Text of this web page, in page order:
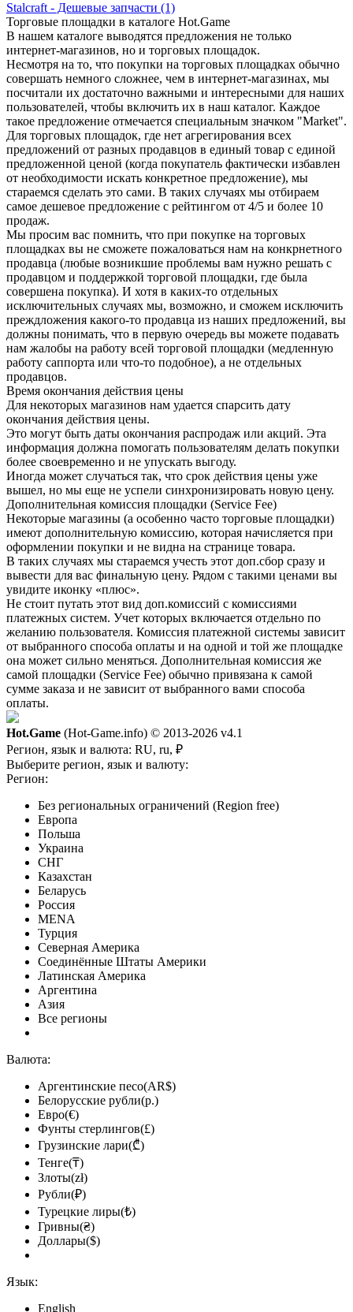
Stalcraft - Дешевые запчасти (1)
Торговые площадки в каталоге Hot.Game
В нашем каталоге выводятся предложения не только
интернет-магазинов, но и торговых площадок.
Несмотря на то, что покупки на торговых площадках обычно
совершать немного сложнее, чем в интернет-магазинах, мы
посчитали их достаточно важными и интересными для наших
пользователей, чтобы включить их в наш каталог. Каждое
такое предложение отмечается специальным значком "Market".
Для торговых площадок, где нет агрегирования всех
предложений от разных продавцов в единый товар с единой
предложенной ценой (когда покупатель фактически избавлен
от необходимости искать конкретное предложение), мы
стараемся сделать это сами. В таких случаях мы отбираем
самое дешевое предложение с рейтингом от 4/5 и более 10
продаж.
Мы просим вас помнить, что при покупке на торговых
площадках вы не сможете пожаловаться нам на конкрнетного
продавца (любые возникшие проблемы вам нужно решать с
продавцом и поддержкой торговой площадки, где была
совершена покупка). И хотя в каких-то отдельных
исключительных случаях мы, возможно, и сможем исключить
преждложения какого-то продавца из наших предложений, вы
должны понимать, что в первую очередь вы можете подавать
нам жалобы на работу всей торговой площадки (медленную
работу саппорта или что-то подобное), а не отдельных
продавцов.
Время окончания действия цены
Для некоторых магазинов нам удается спарсить дату
окончания действия цены.
Это могут быть даты окончания распродаж или акций. Эта
информация должна помогать пользователям делать покупки
более своевременно и не упускать выгоду.
Иногда может случаться так, что срок действия цены уже
вышел, но мы еще не успели синхронизировать новую цену.
Дополнительная комиссия площадки (Service Fee)
Некоторые магазины (а особенно часто торговые площадки)
имеют дополнительную комиссию, которая начисляется при
оформлении покупки и не видна на странице товара.
В таких случаях мы стараемся учесть этот доп.сбор сразу и
вывести для вас финальную цену. Рядом с такими ценами вы
увидите иконку «плюс».
Не стоит путать этот вид доп.комиссий с комиссиями
платежных систем. Учет которых включается отдельно по
желанию пользователя. Комиссия платежной системы зависит
от выбранного способа оплаты и на одной и той же площадке
она может сильно меняться. Дополнительная комиссия же
самой площадки (Service Fee) обычно привязана к самой
сумме заказа и не зависит от выбранного вами способа
оплаты.
Hot.Game (Hot-Game.info) © 2013-2026 v4.1
Регион, язык и валюта: RU, ru, ₽
Выберите регион, язык и валюту:
Регион:
Без региональных ограничений (Region free)
Европа
Польша
Украина
СНГ
Казахстан
Беларусь
Россия
MENA
Турция
Северная Америка
Соединённые Штаты Америки
Латинская Америка
Аргентина
Азия
Все регионы
Валюта:
Аргентинские песо(AR$)
Белорусские рубли(р.)
Евро(€)
Фунты стерлингов(£)
Грузинские лари(₾)
Тенге(₸)
Злоты(zł)
Рубли(₽)
Турецкие лиры(₺)
Гривны(₴)
Доллары($)
Язык:
English